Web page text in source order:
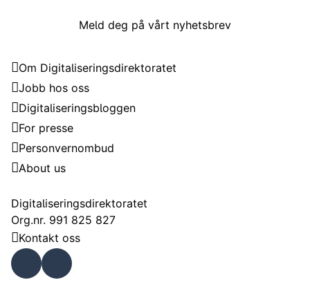
Meld deg på vårt nyhetsbrev
Om Digitaliseringsdirektoratet
Jobb hos oss
Digitaliseringsbloggen
For presse
Personvernombud
About us
Digitaliseringsdirektoratet
Org.nr. 991 825 827
Kontakt oss
Faceb